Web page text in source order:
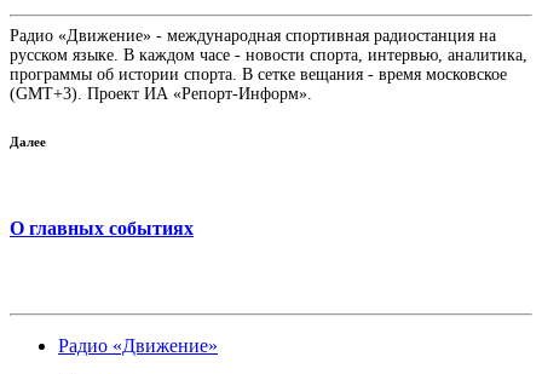
Радио «Движение» - международная спортивная радиостанция на
русском языке. В каждом часе - новости спорта, интервью, аналитика,
программы об истории спорта. В сетке вещания - время московское
(GMT+3). Проект ИА «Репорт-Информ».
Далее
О главных событиях
Радио «Движение»